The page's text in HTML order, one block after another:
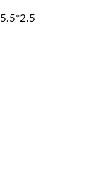
5.5*2.5